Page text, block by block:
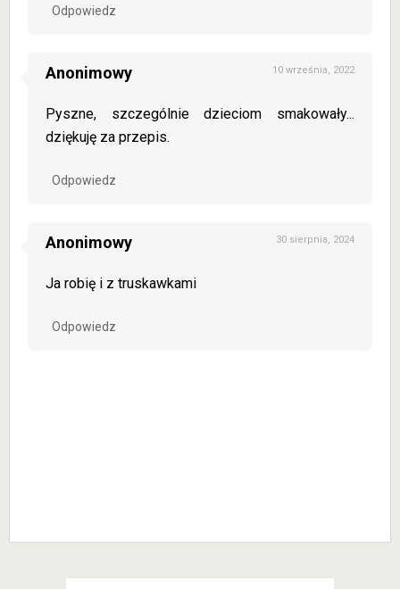
Odpowiedz
Anonimowy 10 września, 2022
Pyszne, szczególnie dzieciom smakowały...
dziękuję za przepis.
Odpowiedz
Anonimowy 30 sierpnia, 2024
Ja robię i z truskawkami
Odpowiedz